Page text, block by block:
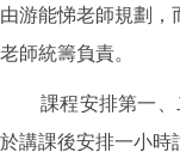
由游能悌老師規劃，
老師統籌負責。
課程安排第一、二
於講課後安排一小時